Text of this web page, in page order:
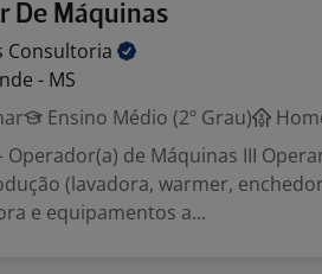
De Máquinas
Consultoria
- MS
Ensino Médio (2º Grau)
Operador(a) de Máquinas III
(lavadora, warmer,
e equipamentos a...